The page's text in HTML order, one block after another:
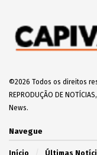
©2026 Todos os direitos
REPRODUÇÃO DE
News.
Navegue